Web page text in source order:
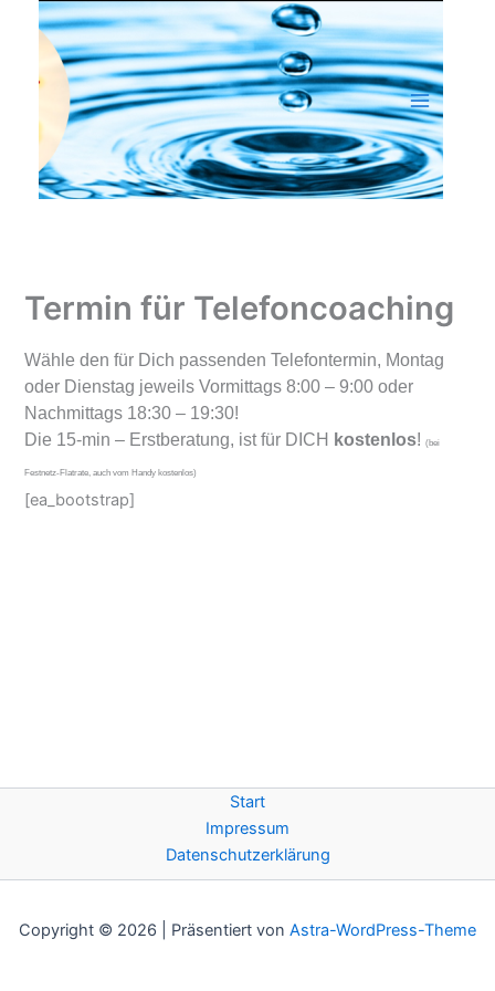
springen
Termin für Telefoncoaching
Wähle den für Dich passenden Telefontermin, Montag
oder Dienstag jeweils Vormittags 8:00 – 9:00 oder
Nachmittags 18:30 – 19:30!
Die 15-min – Erstberatung, ist für DICH kostenlos!(bei
Festnetz-Flatrate, auch vom Handy kostenlos)
[ea_bootstrap]
Start
Impressum
Datenschutzerklärung
Copyright © 2026 | Präsentiert von Astra-WordPress-Theme